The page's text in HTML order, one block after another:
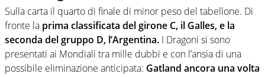
Sulla carta il quarto di finale di minor peso del tabellone. Di
fronte la prima classificata del girone C, il Galles, e la
seconda del gruppo D, l’Argentina. I Dragoni si sono
presentati ai Mondiali tra mille dubbi e con l’ansia di una
possibile eliminazione anticipata: Gatland ancora una volta